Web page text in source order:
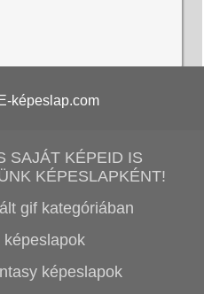
E-képeslap.com
SAJÁT KÉPEID IS
KÉPESLAPKÉNT!
gif kategóriában
képeslapok